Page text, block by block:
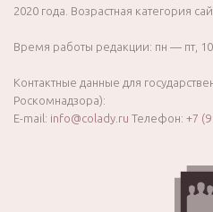
2020 года. Возрастная категория
Время работы редакции: пн — пт,
Контактные данные для
Роскомнадзора):
E-mail: info@colady.ru Телефон: +7